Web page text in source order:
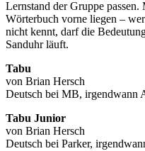
Lernstand der Gruppe passen.
Wörterbuch vorne liegen –
nicht kennt, darf die
Sanduhr läuft.
Tabu
von Brian Hersch
Deutsch bei MB, irgendwann
Tabu Junior
von Brian Hersch
Deutsch bei Parker,